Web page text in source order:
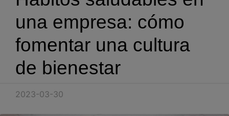
Recursos
Partners
Español
una empresa: cómo
fomentar una cultura
de bienestar
2023-03-30